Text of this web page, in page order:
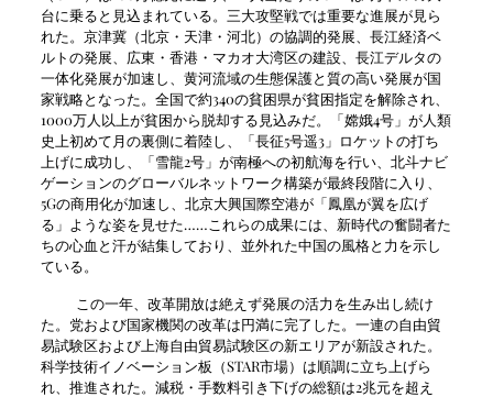
台に乗ると見込まれている。三大攻堅戦では重要な進展が見ら
れた。京津冀（北京・天津・河北）の協調的発展、長江経済ベ
ルトの発展、広東・香港・マカオ大湾区の建設、長江デルタの
一体化発展が加速し、黄河流域の生態保護と質の高い発展が国
家戦略となった。全国で約340の貧困県が貧困指定を解除され、
1000万人以上が貧困から脱却する見込みだ。「嫦娥4号」が人類
史上初めて月の裏側に着陸し、「長征5号遥3」ロケットの打ち
上げに成功し、「雪龍2号」が南極への初航海を行い、北斗ナビ
ゲーションのグローバルネットワーク構築が最終段階に入り、
5Gの商用化が加速し、北京大興国際空港が「鳳凰が翼を広げ
る」ような姿を見せた……これらの成果には、新時代の奮闘者た
ちの心血と汗が結集しており、並外れた中国の風格と力を示し
ている。
この一年、改革開放は絶えず発展の活力を生み出し続け
た。党および国家機関の改革は円満に完了した。一連の自由貿
易試験区および上海自由貿易試験区の新エリアが新設された。
科学技術イノベーション板（STAR市場）は順調に立ち上げら
れ、推進された。減税・手数料引き下げの総額は2兆元を超え